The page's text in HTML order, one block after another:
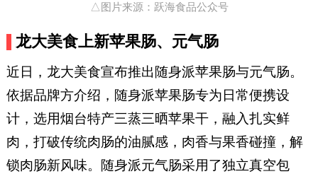
△图片来源：跃海食品公众号
龙大美食上新苹果肠、元气肠
近日，龙大美食宣布推出随身派苹果肠与元气肠。
依据品牌方介绍，随身派苹果肠专为日常便携设
计，选用烟台特产三蒸三晒苹果干，融入扎实鲜
肉，打破传统肉肠的油腻感，肉香与果香碰撞，解
锁肉肠新风味。随身派元气肠采用了独立真空包